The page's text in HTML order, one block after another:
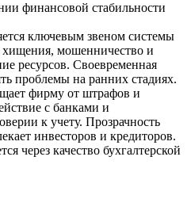
финансовой стабильности
ключевым звеном системы
хищения, мошенничество и
ресурсов. Своевременная
проблемы на ранних стадиях.
фирму от штрафов и
с банками и
к учету. Прозрачность
инвесторов и кредиторов.
через качество бухгалтерской